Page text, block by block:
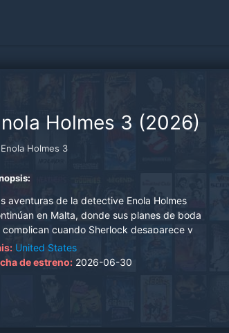
Holmes 3 (2026)
Holmes 3
aventuras de la detective Enola Holmes
en Malta, donde sus planes de boda
complican cuando Sherlock desaparece y
se ve envuelta en un peligroso caso..
United States
de estreno: 2026-06-30